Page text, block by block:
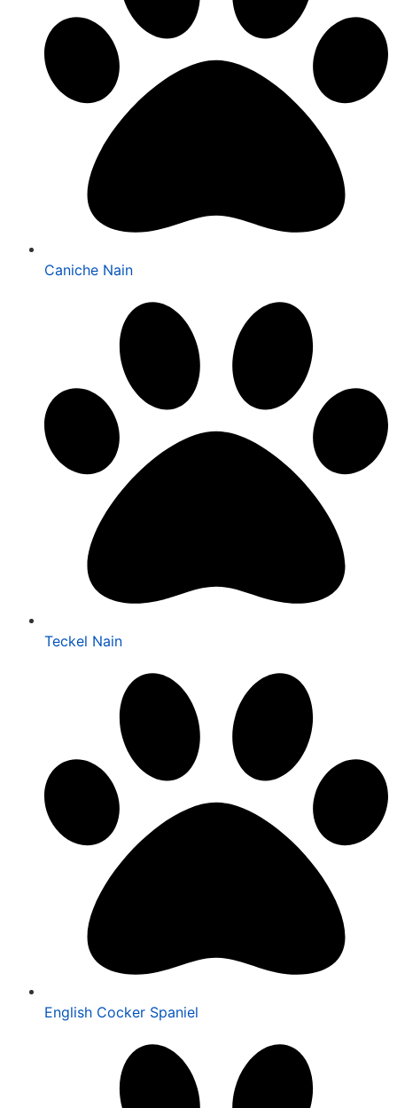
Caniche Nain
Teckel Nain
English Cocker Spaniel